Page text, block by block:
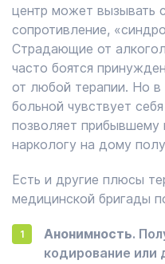
центр может вызывать
сопротивление,
Страдающие от
часто боятся
от любой терапии. Но в
больной чувствует
позволяет прибывшему
наркологу на дому
Есть и другие плюсы
медицинской бригады
Анонимность.
кодирование или